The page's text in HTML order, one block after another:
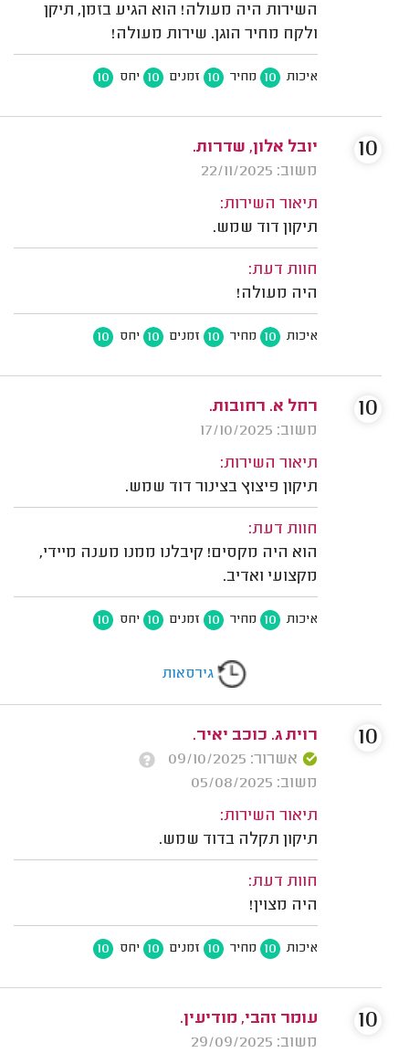
השירות היה מעולה! הוא הגיע בזמן, תיקן
ולקח מחיר הוגן. שירות מעולה!
איכות 10 מחיר 10 זמנים 10 יחס 10
יובל אלון, שדרות.
משוב: 22/11/2025
תיאור השירות:
תיקון דוד שמש.
חוות דעת:
היה מעולה!
איכות 10 מחיר 10 זמנים 10 יחס 10
10
רחל א. רחובות.
משוב: 17/10/2025
תיאור השירות:
תיקון פיצוץ בצינור דוד שמש.
חוות דעת:
הוא היה מקסים! קיבלנו ממנו מענה מיידי,
מקצועי ואדיב.
איכות 10 מחיר 10 זמנים 10 יחס 10
10
גירסאות
רוית ג. כוכב יאיר.
אשרור: 09/10/2025
משוב: 05/08/2025
תיאור השירות:
תיקון תקלה בדוד שמש.
חוות דעת:
היה מצוין!
איכות 10 מחיר 10 זמנים 10 יחס 10
10
עומר זהבי, מודיעין.
משוב: 29/09/2025
10